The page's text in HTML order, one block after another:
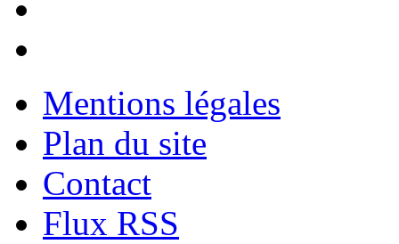
Mentions légales
Plan du site
Contact
Flux RSS